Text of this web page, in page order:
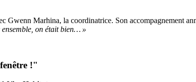
Marhina, la coordinatrice. Son accompagnement
ensemble, on était bien… »
!"